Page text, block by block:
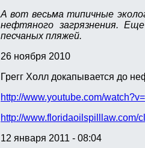
А вот весьма типичные
нефтяного загрязнения.
песчаных пляжей.
26 ноября 2010
Грегг Холл докапывается до
http://www.youtube.com/
http://www.floridaoilspilllaw.com/
12 января 2011 - 08:04